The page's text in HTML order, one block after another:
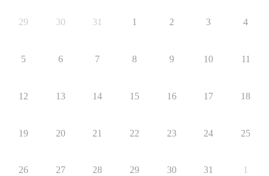
29 30 31 1 2 3 4
5 6 7 8 9 10 11
12 13 14 15 16 17 18
19 20 21 22 23 24 25
26 27 28 29 30 31 1